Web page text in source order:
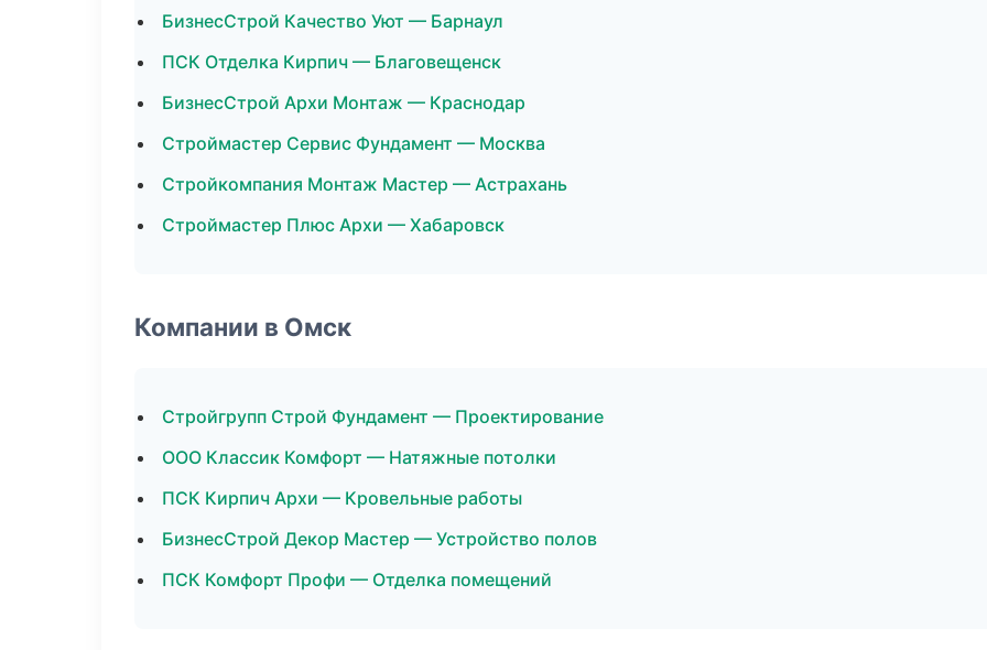
БизнесСтрой Качество Уют — Барнаул
ПСК Отделка Кирпич — Благовещенск
БизнесСтрой Архи Монтаж — Краснодар
Строймастер Сервис Фундамент — Москва
Стройкомпания Монтаж Мастер — Астрахань
Строймастер Плюс Архи — Хабаровск
Компании в Омск
Стройгрупп Строй Фундамент — Проектирование
ООО Классик Комфорт — Натяжные потолки
ПСК Кирпич Архи — Кровельные работы
БизнесСтрой Декор Мастер — Устройство полов
ПСК Комфорт Профи — Отделка помещений